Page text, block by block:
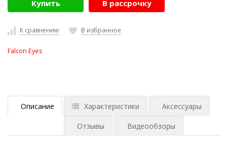
Купить В рассрочку
К сравнению В избранное
Falcon Eyes
Описание Характеристики Аксессуары
Отзывы Видеообзоры